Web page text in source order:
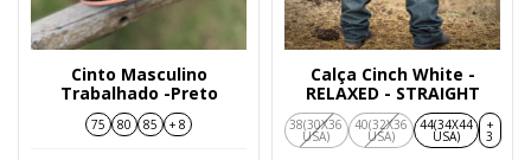
Cinto Masculino
Trabalhado -Preto
75 80 85 + 8
Calça Cinch White -
RELAXED - STRAIGHT
38(30X36
USA)
40(32X36
USA)
44(34X44
USA)
+
3